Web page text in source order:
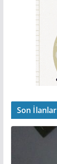
Son İlanlar